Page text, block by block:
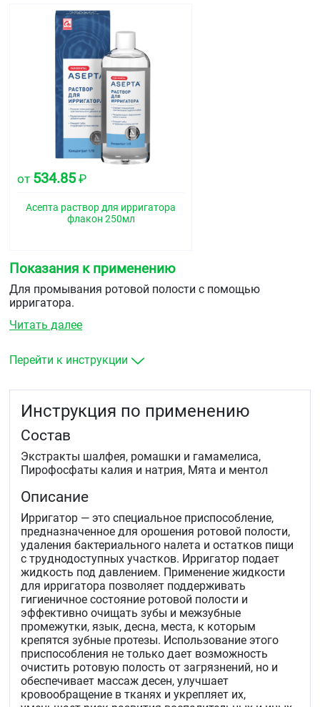
от 534.85₽
Асепта раствор для ирригатора
флакон 250мл
Показания к применению
Для промывания ротовой полости с помощью
ирригатора.
Читать далее
Перейти к инструкции
Инструкция по применению
Состав
Экстракты шалфея, ромашки и гамамелиса,
Пирофосфаты калия и натрия, Мята и ментол
Описание
Ирригатор — это специальное приспособление,
предназначенное для орошения ротовой полости,
удаления бактериального налета и остатков пищи
с труднодоступных участков. Ирригатор подает
жидкость под давлением. Применение жидкости
для ирригатора позволяет поддерживать
гигиеничное состояние ротовой полости и
эффективно очищать зубы и межзубные
промежутки, язык, десна, места, к которым
крепятся зубные протезы. Использование этого
приспособления не только дает возможность
очистить ротовую полость от загрязнений, но и
обеспечивает массаж десен, улучшает
кровообращение в тканях и укрепляет их,